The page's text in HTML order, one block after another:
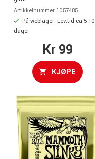
Artikkelnummer 1057485
På weblager. Lev.tid ca 5-10
dager
Kr 99
KJØPE